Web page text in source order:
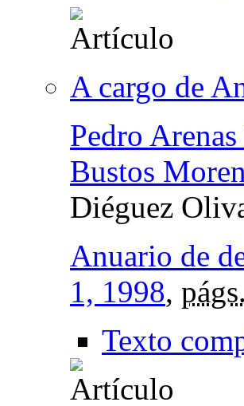
A cargo de
Pedro
Bustos
Diéguez
Anuario de
1, 1998, págs.
Texto